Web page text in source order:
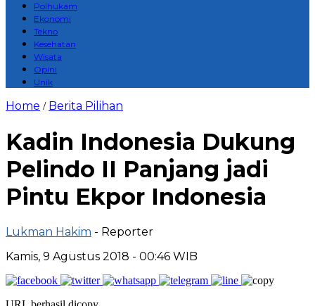
Polhukam
Ekonomi
Tekno
Kesehatan
Wisata
Opini
Unik
Home / Berita Pilihan
Kadin Indonesia Dukung
Pelindo II Panjang jadi
Pintu Ekpor Indonesia
Lukman Hakim - Reporter
Kamis, 9 Agustus 2018 - 00:46 WIB